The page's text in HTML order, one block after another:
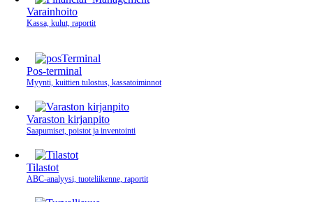
Varainhoito
Kassa, kulut, raportit
Pos-terminal
Myynti, kuittien tulostus, kassatoiminnot
Varaston kirjanpito
Saapumiset, poistot ja inventointi
Tilastot
ABC-analyysi, tuoteliikenne, raportit